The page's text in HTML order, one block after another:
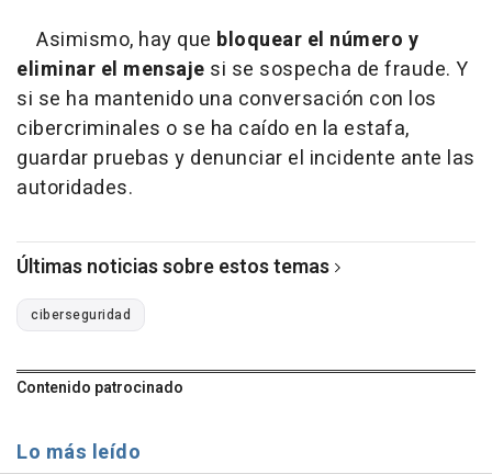
Asimismo, hay que bloquear el número y
eliminar el mensaje si se sospecha de fraude. Y
si se ha mantenido una conversación con los
cibercriminales o se ha caído en la estafa,
guardar pruebas y denunciar el incidente ante las
autoridades.
Últimas noticias sobre estos temas
ciberseguridad
Contenido patrocinado
Lo más leído